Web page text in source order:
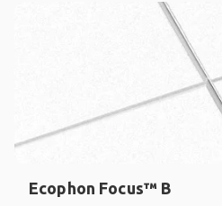
Ecophon Focus™ B